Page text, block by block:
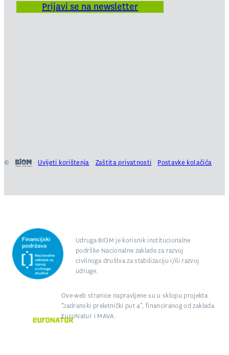
Prijavi se na newsletter
© Uvijeti korištenja Zaštita privatnosti Postavke kolačića
Udruga BIOM je korisnik institucionalne
podrške Nacionalne zaklade za razvoj
civilnoga društva za stabilizaciju i/ili razvoj
udruge.
Ove web stranice napravljene su u sklopu projekta
“Jadranski preletnički put 4”, financiranog od zaklada
EuroNatur i MAVA.